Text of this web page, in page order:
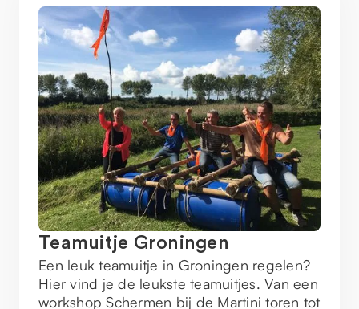
Teamuitje Groningen
Een leuk teamuitje in Groningen regelen?
Hier vind je de leukste teamuitjes. Van een
workshop Schermen bij de Martini toren tot